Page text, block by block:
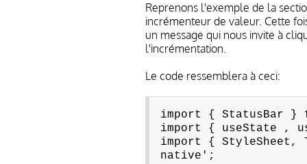
Reprenons l'exemple de la
incrémenteur de valeur. Cette
un message qui nous invite à
l'incrémentation.
Le code ressemblera à ceci:
import { StatusBar }
import { useState ,
import { StyleSheet,
native';